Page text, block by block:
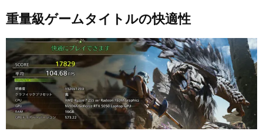
重量級ゲームタイトルの快適性